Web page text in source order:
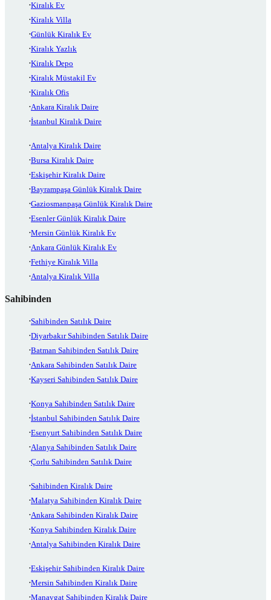
Kiralık Ev
Kiralık Villa
Günlük Kiralık Ev
Kiralık Yazlık
Kiralık Depo
Kiralık Müstakil Ev
Kiralık Ofis
Ankara Kiralık Daire
İstanbul Kiralık Daire
Antalya Kiralık Daire
Bursa Kiralık Daire
Eskişehir Kiralık Daire
Bayrampaşa Günlük Kiralık Daire
Gaziosmanpaşa Günlük Kiralık Daire
Esenler Günlük Kiralık Daire
Mersin Günlük Kiralık Ev
Ankara Günlük Kiralık Ev
Fethiye Kiralık Villa
Antalya Kiralık Villa
Sahibinden
Sahibinden Satılık Daire
Diyarbakır Sahibinden Satılık Daire
Batman Sahibinden Satılık Daire
Ankara Sahibinden Satılık Daire
Kayseri Sahibinden Satılık Daire
Konya Sahibinden Satılık Daire
İstanbul Sahibinden Satılık Daire
Esenyurt Sahibinden Satılık Daire
Alanya Sahibinden Satılık Daire
Çorlu Sahibinden Satılık Daire
Sahibinden Kiralık Daire
Malatya Sahibinden Kiralık Daire
Ankara Sahibinden Kiralık Daire
Konya Sahibinden Kiralık Daire
Antalya Sahibinden Kiralık Daire
Eskişehir Sahibinden Kiralık Daire
Mersin Sahibinden Kiralık Daire
Manavgat Sahibinden Kiralık Daire